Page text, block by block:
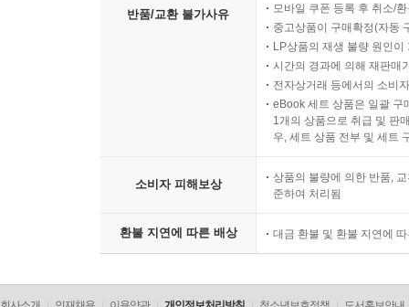
반품/교환 불가사유
모바일 쿠폰 등록 후 취소/
중고상품이 구매확정(자동
LP상품의 재생 불량 원인
시간의 경과에 의해 재판매
전자상거래 등에서의 소비
eBook 세트 상품은 일괄 구
1개의 상품으로 취급 및 판
우, 세트 상품 전부 및 세트
소비자 피해보상
상품의 불량에 의한 반품,
준하여 처리됨
환불 지연에 따른 배상 대금 환불 및 환불 지연에